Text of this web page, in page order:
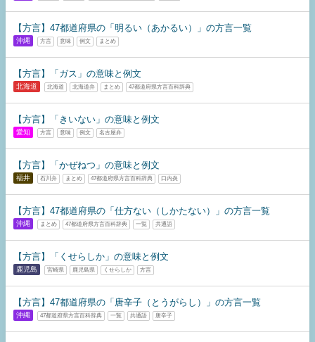
【方言】47都道府県の「明るい（あかるい）」の方言一覧
沖縄 方言 意味 例文 まとめ
【方言】「ガス」の意味と例文
北海道 北海道 北海道弁 まとめ 47都道府県方言百科辞典
【方言】「きいない」の意味と例文
愛知 方言 意味 例文 名古屋弁
【方言】「かぜねつ」の意味と例文
福井 石川弁 まとめ 47都道府県方言百科辞典 口内炎
【方言】47都道府県の「仕方ない（しかたない）」の方言一覧
沖縄 まとめ 47都道府県方言百科辞典 一覧 共通語
【方言】「くせらしか」の意味と例文
鹿児島 宮崎県 鹿児島県 くせらしか 方言
【方言】47都道府県の「唐辛子（とうがらし）」の方言一覧
沖縄 47都道府県方言百科辞典 一覧 共通語 唐辛子